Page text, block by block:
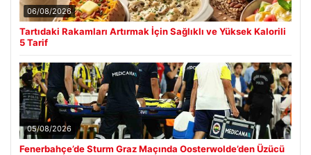
06/08/2026
Tartıdaki Rakamları Artırmak İçin Sağlıklı ve Yüksek Kalorili
5 Tarif
05/08/2026
Fenerbahçe’de Sturm Graz Maçında Oosterwolde’den Üzücü